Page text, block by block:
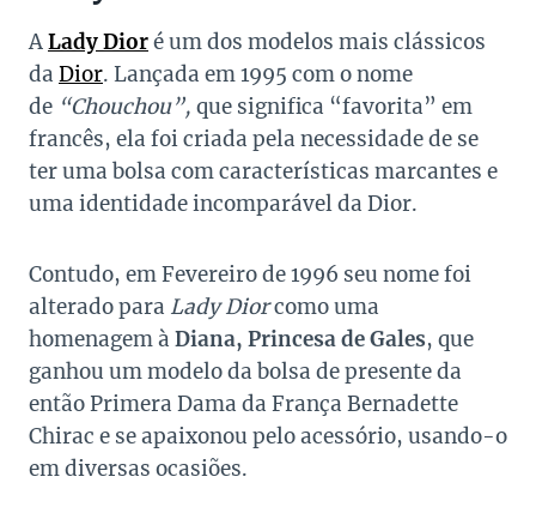
ALady Dioré um dos modelos mais clássicos
da Dior. Lançada em 1995 com o nome
de “Chouchou”, que significa “favorita” em
francês, ela foi criada pela necessidade de se
ter uma bolsa com características marcantes e
uma identidade incomparável da Dior.
Contudo, em Fevereiro de 1996 seu nome foi
alterado para Lady Diorcomo uma
homenagem à Diana, Princesa de Gales, que
ganhou um modelo da bolsa de presente da
então Primera Dama da França Bernadette
Chirac e se apaixonou pelo acessório, usando-o
em diversas ocasiões.